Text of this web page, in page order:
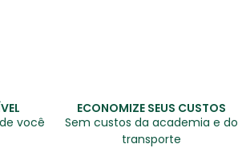
você
ECONOMIZE SEUS CUSTOS
Sem custos da academia e do
transporte